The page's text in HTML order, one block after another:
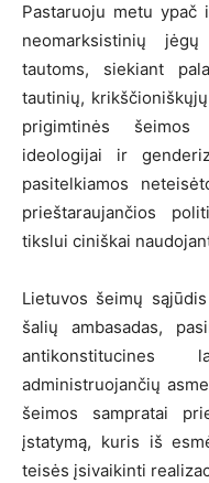
Pastaruoju metu ypač
neomarksistinių
tautoms, siekiant
tautinių,
prigimtinės šeimos
ideologijai ir
pasitelkiamos
prieštaraujančios
tikslui ciniškai
Lietuvos šeimų
šalių ambasadas,
antikonstitucines
administruojančių
šeimos sampratai
įstatymą, kuris iš
teisės įsivaikinti